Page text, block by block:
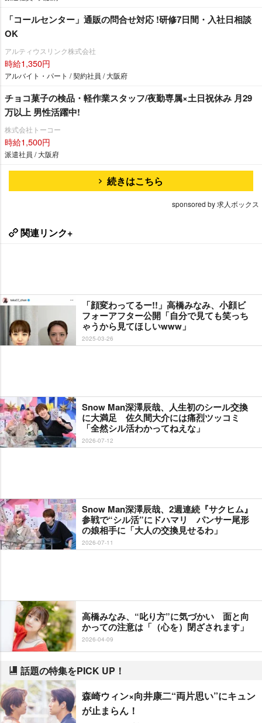
「コールセンター」通販の問合せ対応 !研修7日間・入社日相談
OK
アルティウスリンク株式会社
時給1,350円
アルバイト・パート / 契約社員 / 大阪府
チョコ菓子の検品・軽作業スタッフ/夜勤専属×土日祝休み 月29
万以上 男性活躍中!
株式会社トーコー
時給1,500円
派遣社員 / 大阪府
続きはこちら
sponsored by 求人ボックス
関連リンク+
「顔変わってるー!!」高橋みなみ、小顔ビ
フォーアフター公開「自分で見ても笑っち
ゃうから見てほしいwww」
2025-03-26
Snow Man深澤辰哉、人生初のシール交換
に大満足 佐久間大介には痛烈ツッコミ
「全然シル活わかってねえな」
2026-07-12
Snow Man深澤辰哉、2週連続『サクヒム』
参戦で“シル活”にドハマリ パンサー尾形
の娘相手に「大人の交換見せるわ」
2026-07-11
高橋みなみ、“叱り方”に気づかい 面と向
かっての注意は「（心を）閉ざされます」
2026-04-09
話題の特集をPICK UP！
森崎ウィン×向井康二“両片思い”にキュン
が止まらん！